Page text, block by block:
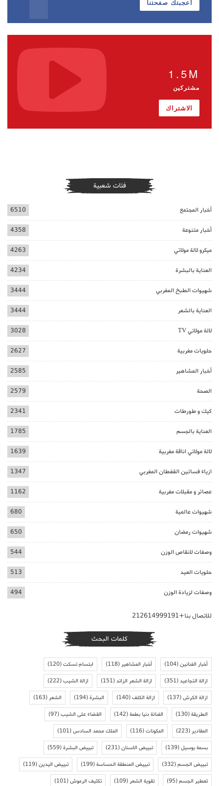
أعجبتك صفحتنا
1.5M
مشتركين
الاشتراك
فئات شعبية
أخبار المجتمع 6510
أخبار متنوعة 4358
ميكرو لالة مولاتي 4263
العناية بالبشرة 4234
شهيوات الطبخ المغربي 3444
العناية بالشعر 3444
لالة مولاتي TV 3028
حلويات مغربية 2627
أخبار المشاهير 2585
الصحة 2579
كيك و طورطات 2341
العناية بالجسم 1785
لالة مولاتي اناقة مغربية 1639
ازياء فساتين القفطان المغربي 1347
عصائر و مقبلات مغربية 1162
شهيوات عالمية 680
شهيوات رمضان 650
وصفات لانقاص الوزن 544
حلويات العيد 513
وصفات لزيادة الوزن 494
للاتصال بنا+212614999191
كلمات البحث
أخبار الفنانين(104) أخبار المشاهير(118) ابتسام تسكت(120)
ازالة التجاعيد(351) ازالة الشعر الزائد(151) ازالة الشيب(222)
ازالة الكرش(137) ازالة الكلف(140) البشرة(194) الشعر(163)
الطريقة(130) الفنانة دنيا بطمة(142) القضاء على الشيب(97)
المقادير(223) المكونات(116) الملك محمد السادس(101)
بسمة بوسيل(139) تبييض الاسنان(231) تبييض البشرة(559)
تبييض الجسم(332) تبييض المنطقة الحساسة(199) تبييض اليدين(119)
تعطير الجسم(95) تقوية الشعر(109) تكثيف الرموش(101)